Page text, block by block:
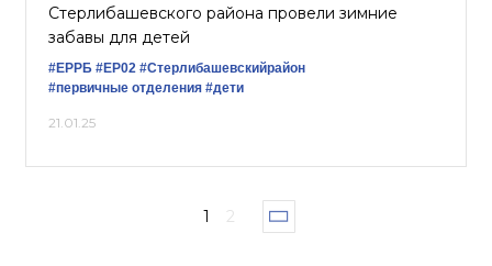
Стерлибашевского района провели зимние
забавы для детей
#ЕРРБ #ЕР02 #Стерлибашевскийрайон
#первичные отделения #дети
21.01.25
1 2